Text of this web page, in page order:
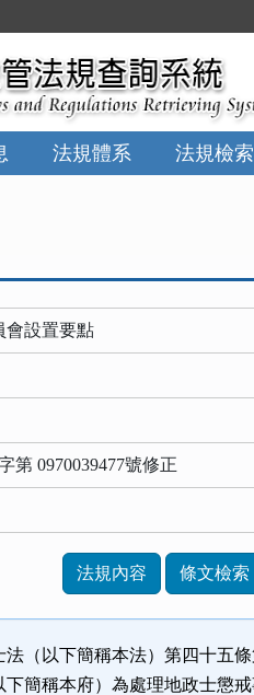
法規體系 法規檢索
會設置要點
第 0970039477號修正
法規內容 條文檢索
法（以下簡稱本法）第四十五
下簡稱本府）為處理地政士懲